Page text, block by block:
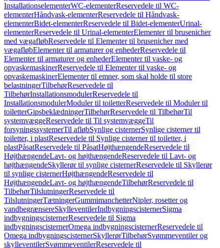
InstallationselementerWC-elementerReservedele til WC-
elementerHåndvask-elementerReservedele til Håndvask-
elementerBidet-elementerReservedele til Bidet-elementerUrinal-
elementerReservedele til Urinal-elementerElementer til brusenicher
med vægafløbReservedele til Elementer til brusenicher med
vægafløbElementer til armaturer og enhederReservedele til
Elementer til armaturer og enhederElementer til vaske- og
opvaskemaskinerReservedele til Elementer til vaske- og
opvaskemaskinerElementer til emner, som skal holde til store
belastningerTilbehørReservedele til
TilbehørInstallationsmodulerReservedele til
InstallationsmodulerModuler til toiletterReservedele til Moduler til
toiletterGipsbeklædningerTilbehørReservedele til TilbehørTil
systemvæggeReservedele til Til systemvæggeTil
forsyningssystemerTil afløbSynlige cisternerSynlige cisterner til
toiletter, i plastReservedele til Synlige cisterner til toiletter, i
plastPåsatReservedele til PåsatHøjthængendeReservedele til
HøjthængendeLavt- og højthængendeReservedele til Lavt- og
højthængendeSkyllerør til synlige cisternerReservedele til Skyllerør
til synlige cisternerHøjthængendeReservedele til
HøjthængendeLavt- og højthængendeTilbehørReservedele til
TilbehørTilslutningerReservedele til
TilslutningerTætningerGummimanchetterNipler, rosetter og
vandbegrænsereSkylleventilerIndbygningscisternerSigma
indbygningscisternerReservedele til Sigma
indbygningscisternerOmega indbygningscisternerReservedele til
Omega indbygningscisternerSkyllerørTilbehørSvømmeventiler og
skylleventilerSvømmeventilerReservedele til